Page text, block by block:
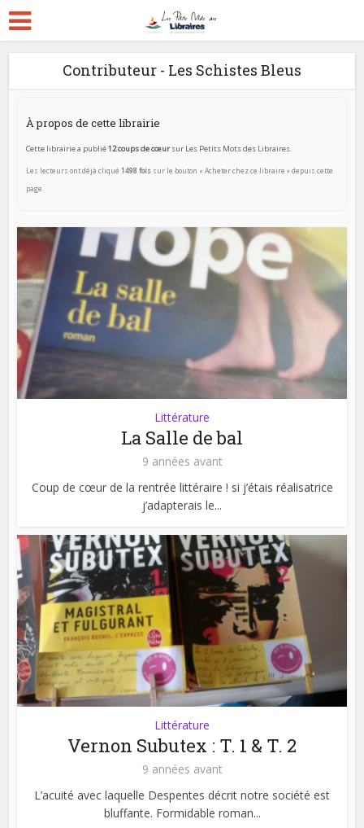
Contributeur - Les Schistes Bleus
À propos de cette librairie
Cette librairie a publié12 coups de cœursur Les Petits Mots des Libraires.
Les lecteurs ont déjà cliqué1498 fois sur le bouton « Acheter chez ce libraire » depuis cette
page.
Littérature
La Salle de bal
9 années avant
Coup de cœur de la rentrée littéraire ! si j’étais réalisatrice
j’adapterais le...
Littérature
Vernon Subutex : T. 1 & T. 2
9 années avant
L’acuité avec laquelle Despentes décrit notre société est
bluffante. Formidable roman...